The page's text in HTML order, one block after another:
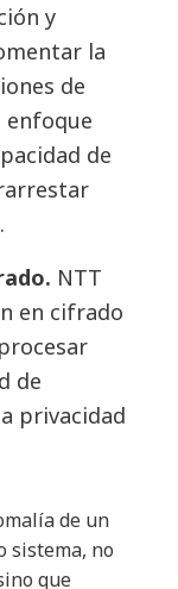
y
la
de
enfoque
de
NTT
en cifrado
de
privacidad
de un
sistema, no
que